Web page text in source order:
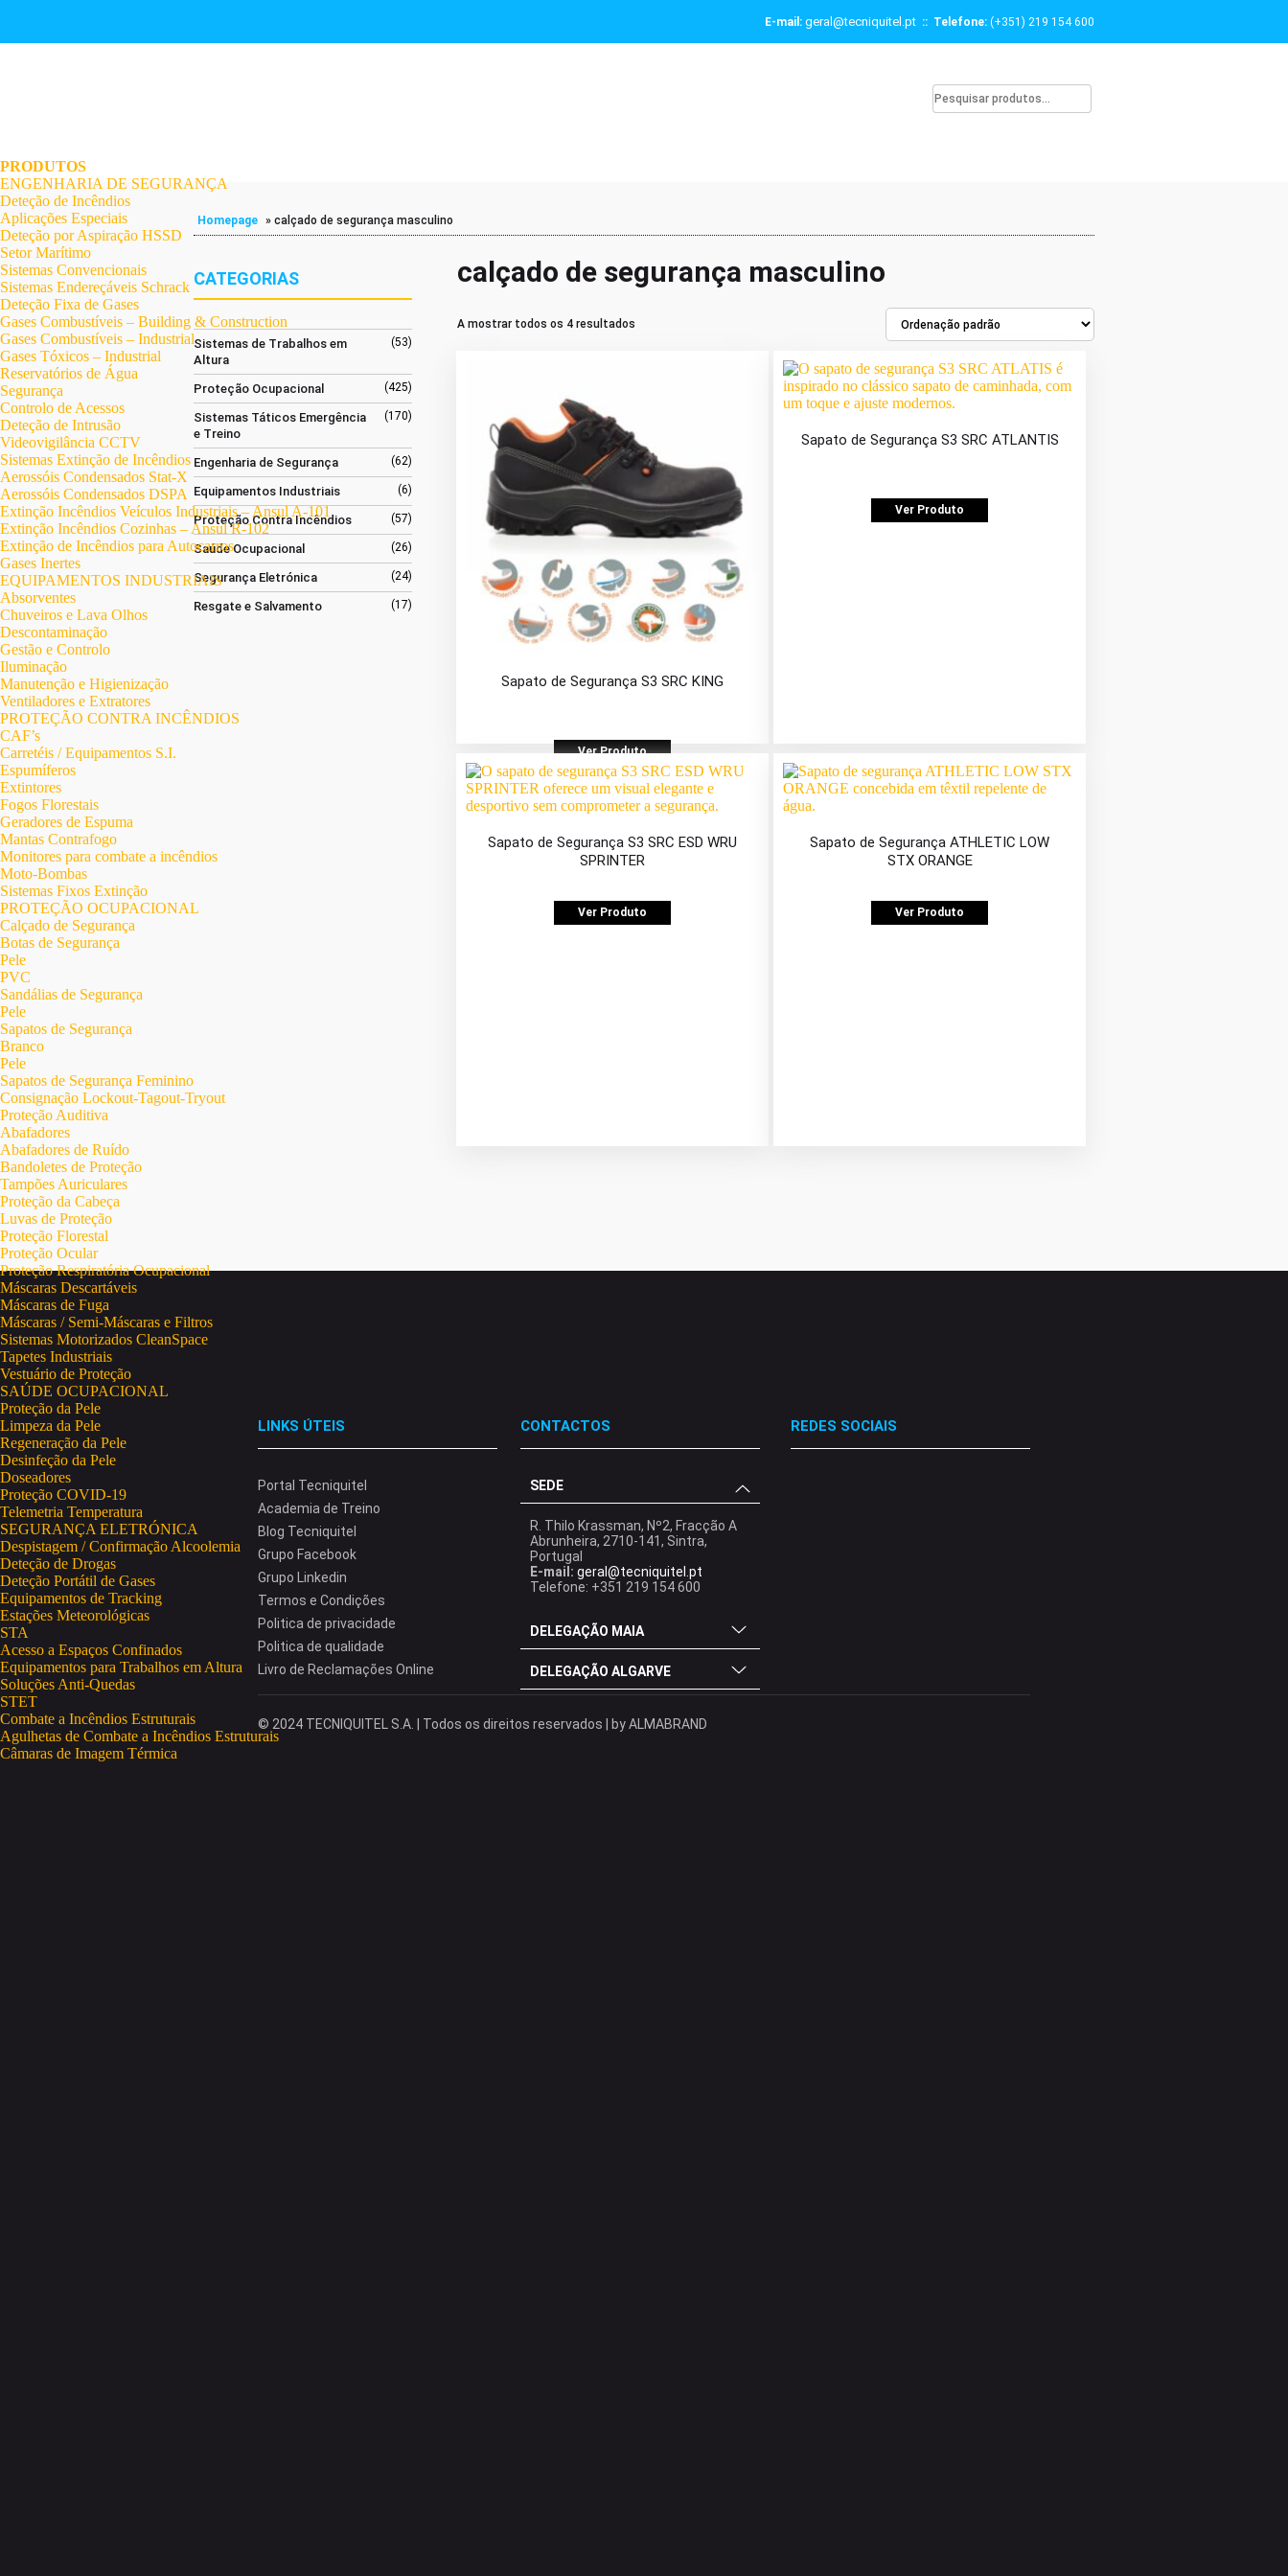
E-mail: geral@tecniquitel.pt :: Telefone: (+351) 219 154 600
PRODUTOS
ENGENHARIA DE SEGURANÇA
Deteção de Incêndios
Aplicações Especiais
Deteção por Aspiração HSSD
Setor Marítimo
Sistemas Convencionais
Sistemas Endereçáveis Schrack
Deteção Fixa de Gases
Gases Combustíveis – Building & Construction
Gases Combustíveis – Industrial
Gases Tóxicos – Industrial
Reservatórios de Água
Segurança
Controlo de Acessos
Deteção de Intrusão
Videovigilância CCTV
Sistemas Extinção de Incêndios
Aerossóis Condensados Stat-X
Aerossóis Condensados DSPA
Extinção Incêndios Veículos Industriais – Ansul A-101
Extinção Incêndios Cozinhas – Ansul R-102
Extinção de Incêndios para Autocarros
Gases Inertes
EQUIPAMENTOS INDUSTRIAIS
Absorventes
Chuveiros e Lava Olhos
Descontaminação
Gestão e Controlo
Iluminação
Manutenção e Higienização
Ventiladores e Extratores
PROTEÇÃO CONTRA INCÊNDIOS
CAF’s
Carretéis / Equipamentos S.I.
Espumíferos
Extintores
Fogos Florestais
Geradores de Espuma
Mantas Contrafogo
Monitores para combate a incêndios
Moto-Bombas
Sistemas Fixos Extinção
PROTEÇÃO OCUPACIONAL
Calçado de Segurança
Botas de Segurança
Pele
PVC
Sandálias de Segurança
Pele
Sapatos de Segurança
Branco
Pele
Sapatos de Segurança Feminino
Consignação Lockout-Tagout-Tryout
Proteção Auditiva
Abafadores
Abafadores de Ruído
Bandoletes de Proteção
Tampões Auriculares
Proteção da Cabeça
Luvas de Proteção
Proteção Florestal
Proteção Ocular
Proteção Respiratória Ocupacional
Máscaras Descartáveis
Máscaras de Fuga
Máscaras / Semi-Máscaras e Filtros
Sistemas Motorizados CleanSpace
Tapetes Industriais
Vestuário de Proteção
SAÚDE OCUPACIONAL
Proteção da Pele
Limpeza da Pele
Regeneração da Pele
Desinfeção da Pele
Doseadores
Proteção COVID-19
Telemetria Temperatura
SEGURANÇA ELETRÓNICA
Despistagem / Confirmação Alcoolemia
Deteção de Drogas
Deteção Portátil de Gases
Equipamentos de Tracking
Estações Meteorológicas
STA
Acesso a Espaços Confinados
Equipamentos para Trabalhos em Altura
Soluções Anti-Quedas
STET
Combate a Incêndios Estruturais
Agulhetas de Combate a Incêndios Estruturais
Câmaras de Imagem Térmica
Homepage » calçado de segurança masculino
CATEGORIAS
Sistemas de Trabalhos em
Altura
(53)
Proteção Ocupacional (425)
Sistemas Táticos Emergência
e Treino
(170)
Engenharia de Segurança (62)
Equipamentos Industriais (6)
Proteção Contra Incêndios (57)
Saúde Ocupacional (26)
Segurança Eletrónica (24)
Resgate e Salvamento (17)
calçado de segurança masculino
A mostrar todos os 4 resultados
Sapato de Segurança S3 SRC KING
Ver Produto
Sapato de Segurança S3 SRC ATLANTIS
Ver Produto
Sapato de Segurança S3 SRC ESD WRU
SPRINTER
Ver Produto
Sapato de Segurança ATHLETIC LOW
STX ORANGE
Ver Produto
LINKS ÚTEIS
Portal Tecniquitel
Academia de Treino
Blog Tecniquitel
Grupo Facebook
Grupo Linkedin
Termos e Condições
Politica de privacidade
Politica de qualidade
Livro de Reclamações Online
CONTACTOS
SEDE
R. Thilo Krassman, Nº2, Fracção A
Abrunheira, 2710-141, Sintra,
Portugal
E-mail: geral@tecniquitel.pt
Telefone: +351 219 154 600
DELEGAÇÃO MAIA
DELEGAÇÃO ALGARVE
REDES SOCIAIS
© 2024 TECNIQUITEL S.A. | Todos os direitos reservados | byALMABRAND